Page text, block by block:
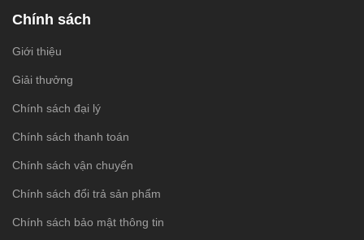
Chính sách
Giới thiệu
Giải thưởng
Chính sách đại lý
Chính sách thanh toán
Chính sách vận chuyển
Chính sách đổi trả sản phẩm
Chính sách bảo mật thông tin